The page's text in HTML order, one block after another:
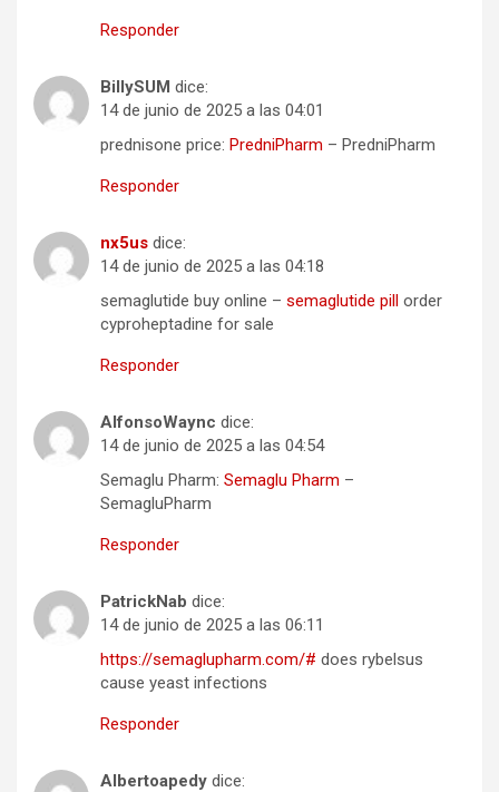
Responder
BillySUM dice:
14 de junio de 2025 a las 04:01
prednisone price: PredniPharm – PredniPharm
Responder
nx5us dice:
14 de junio de 2025 a las 04:18
semaglutide buy online – semaglutide pill order
cyproheptadine for sale
Responder
AlfonsoWaync dice:
14 de junio de 2025 a las 04:54
Semaglu Pharm: Semaglu Pharm –
SemagluPharm
Responder
PatrickNab dice:
14 de junio de 2025 a las 06:11
https://semaglupharm.com/# does rybelsus
cause yeast infections
Responder
Albertoapedy dice: